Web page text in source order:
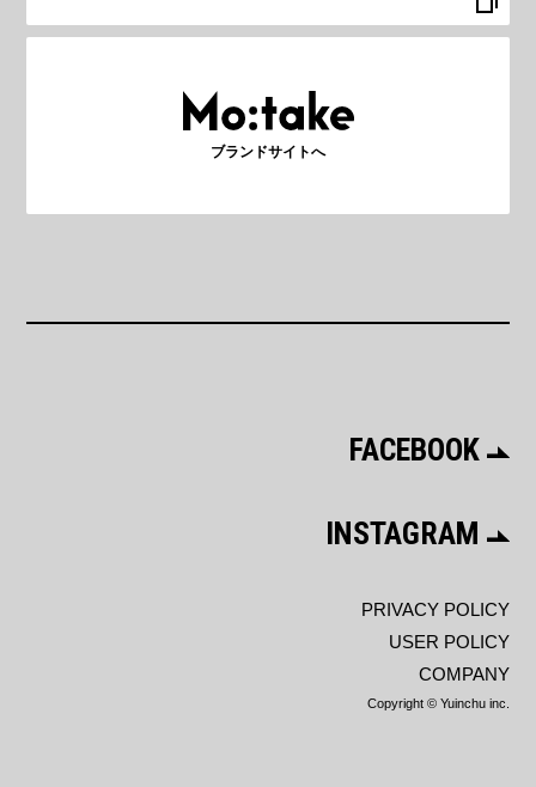
ブランドサイトへ
FACEBOOK
INSTAGRAM
PRIVACY POLICY
USER POLICY
COMPANY
Copyright © Yuinchu inc.